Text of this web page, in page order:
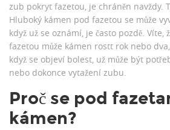
zub pokryt fazetou, je chráněn navždy.
Hluboký kámen pod fazetou se může
když už se oznámí, je často pozdě. Víte,
fazetou může kámen rostt rok nebo
když se objeví bolest, už může být
nebo dokonce vytažení zubu.
Proč se pod
kámen?